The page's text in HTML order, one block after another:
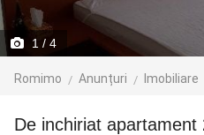
1 / 4
Romimo Anunțuri Imobiliare
De inchiriat